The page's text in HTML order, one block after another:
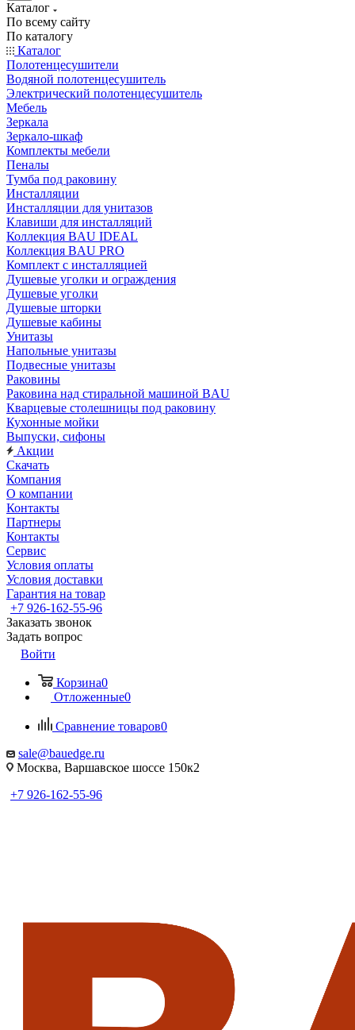
Каталог
По всему сайту
По каталогу
Каталог
Полотенцесушители
Водяной полотенцесушитель
Электрический полотенцесушитель
Мебель
Зеркала
Зеркало-шкаф
Комплекты мебели
Пеналы
Тумба под раковину
Инсталляции
Инсталляции для унитазов
Клавиши для инсталляций
Коллекция BAU IDEAL
Коллекция BAU PRO
Комплект с инсталляцией
Душевые уголки и ограждения
Душевые уголки
Душевые шторки
Душевые кабины
Унитазы
Напольные унитазы
Подвесные унитазы
Раковины
Раковина над стиральной машиной BAU
Кварцевые столешницы под раковину
Кухонные мойки
Выпуски, сифоны
Акции
Скачать
Компания
О компании
Контакты
Партнеры
Контакты
Сервис
Условия оплаты
Условия доставки
Гарантия на товар
+7 926-162-55-96
Заказать звонок
Задать вопрос
Войти
Корзина0
Отложенные0
Сравнение товаров0
sale@bauedge.ru
Москва, Варшавское шоссе 150к2
+7 926-162-55-96